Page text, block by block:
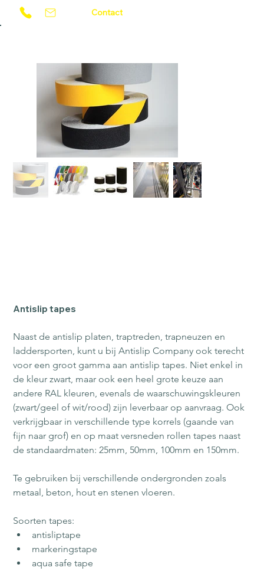
Contact
Antislip tapes
Naast de antislip platen, traptreden, trapneuzen en
laddersporten, kunt u bij Antislip Company ook terecht
voor een groot gamma aan antislip tapes. Niet enkel in
de kleur zwart, maar ook een heel grote keuze aan
andere RAL kleuren, evenals de waarschuwingskleuren
(zwart/geel of wit/rood) zijn leverbaar op aanvraag. Ook
verkrijgbaar in verschillende type korrels (gaande van
fijn naar grof) en op maat versneden rollen tapes naast
de standaardmaten: 25mm, 50mm, 100mm en 150mm.
Te gebruiken bij verschillende ondergronden zoals
metaal, beton, hout en stenen vloeren.
Soorten tapes:
antisliptape
markeringstape
aqua safe tape